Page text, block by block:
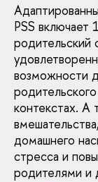
PSS включает
родительский
возможности
контекстах. А
домашнего
стресса и
родителями и